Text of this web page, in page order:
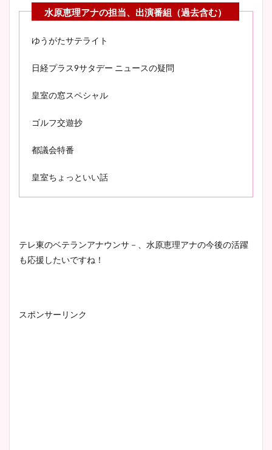
ゆうがたサテライト
日経プラス9サタデー ニュースの疑問
皇室の窓スペシャル
ゴルフ交遊抄
都議会特番
皇室ちょっといい話
テレ東のベテランアナウンサ－、水原恵理アナの今後の活躍
も応援したいですね！
スポンサーリンク